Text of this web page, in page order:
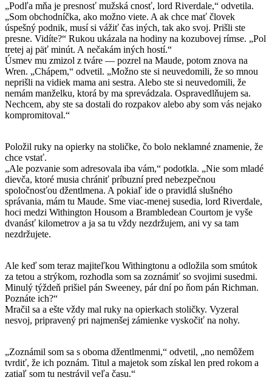
„Podľa mňa je presnosť mužská cnosť, lord Riverdale,“ odvetila.
„Som obchodníčka, ako možno viete. A ak chce mať človek
úspešný podnik, musí si vážiť čas iných, tak ako svoj. Prišli ste
presne. Vidíte?“ Rukou ukázala na hodiny na kozubovej rímse. „Pol
tretej aj päť minút. A nečakám iných hostí.“
Úsmev mu zmizol z tváre — pozrel na Maude, potom znova na
Wren. „Chápem,“ odvetil. „Možno ste si neuvedomili, že so mnou
neprišli na vidiek mama ani sestra. Alebo ste si neuvedomili, že
nemám manželku, ktorá by ma sprevádzala. Ospravedlňujem sa.
Nechcem, aby ste sa dostali do rozpakov alebo aby som vás nejako
kompromitoval.“
Položil ruky na opierky na stoličke, čo bolo neklamné znamenie, že
chce vstať.
„Ale pozvanie som adresovala iba vám,“ podotkla. „Nie som mladé
dievča, ktoré musia chrániť príbuzní pred nebezpečnou
spoločnosťou džentlmena. A pokiaľ ide o pravidlá slušného
správania, mám tu Maude. Sme viac-menej susedia, lord Riverdale,
hoci medzi Withington Housom a Brambledean Courtom je vyše
dvanásť kilometrov a ja sa tu vždy nezdržujem, ani vy sa tam
nezdržujete.
Ale keď som teraz majiteľkou Withingtonu a odložila som smútok
za tetou a strýkom, rozhodla som sa zoznámiť so svojimi susedmi.
Minulý týždeň prišiel pán Sweeney, pár dní po ňom pán Richman.
Poznáte ich?“
Mračil sa a ešte vždy mal ruky na opierkach stoličky. Vyzeral
nesvoj, pripravený pri najmenšej zámienke vyskočiť na nohy.
„Zoznámil som sa s oboma džentlmenmi,“ odvetil, „no nemôžem
tvrdiť, že ich poznám. Titul a majetok som získal len pred rokom a
zatiaľ som tu nestrávil veľa času.“